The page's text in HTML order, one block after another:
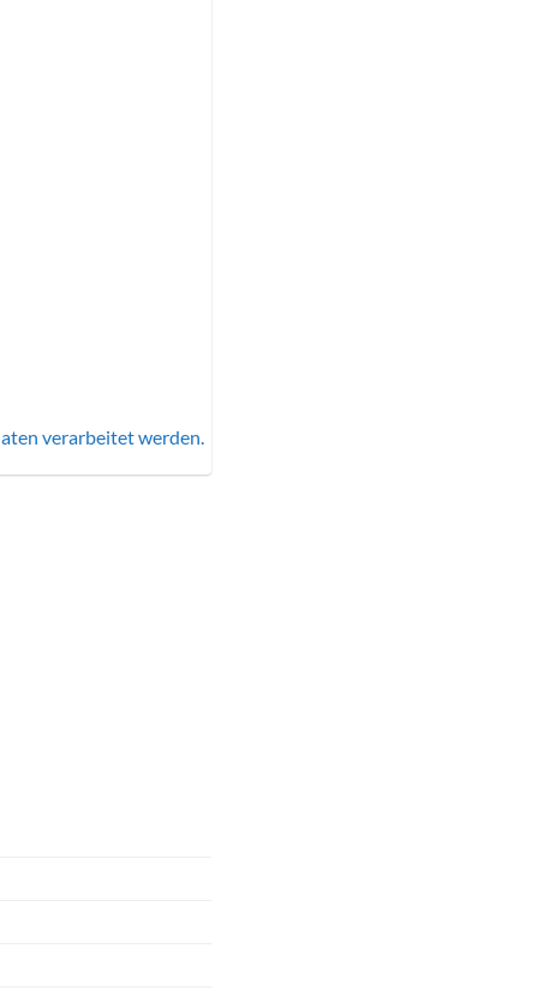
verarbeitet werden.